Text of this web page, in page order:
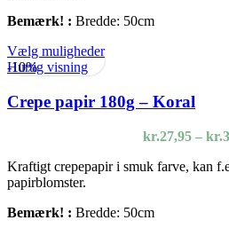
varesiden
Bemærk! : Bredde: 50cm
Vælg mulighederDette
flere
varianter.
Mulighederne
vælges
Hurtig visning
-10%
Crepe papir 180g – Koral
kr.27,95 – kr.
Kraftigt crepepapir i smuk farve, kan
papirblomster.
Bemærk! : Bredde: 50cm